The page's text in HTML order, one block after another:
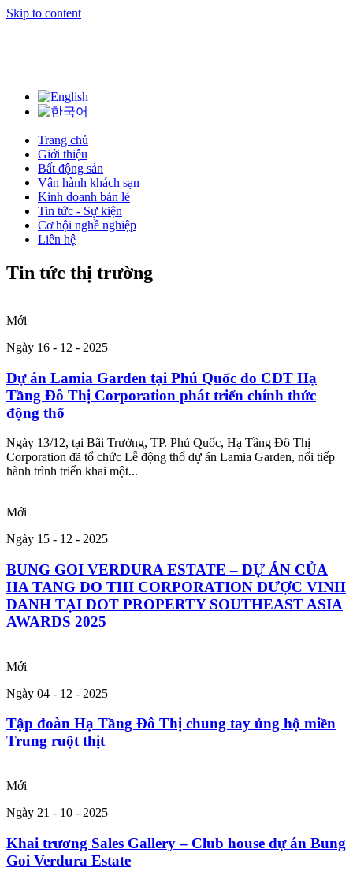
Skip to content
Trang chủ
Giới thiệu
Bất động sản
Vận hành khách sạn
Kinh doanh bán lẻ
Tin tức - Sự kiện
Cơ hội nghề nghiệp
Liên hệ
Tin tức thị trường
Mới
Ngày 16 - 12 - 2025
Dự án Lamia Garden tại Phú Quốc do CĐT Hạ
Tầng Đô Thị Corporation phát triển chính thức
động thổ
Ngày 13/12, tại Bãi Trường, TP. Phú Quốc, Hạ Tầng Đô Thị
Corporation đã tổ chức Lễ động thổ dự án Lamia Garden, nối tiếp
hành trình triển khai một...
Mới
Ngày 15 - 12 - 2025
BUNG GOI VERDURA ESTATE – DỰ ÁN CỦA
HA TANG DO THI CORPORATION ĐƯỢC VINH
DANH TẠI DOT PROPERTY SOUTHEAST ASIA
AWARDS 2025
Mới
Ngày 04 - 12 - 2025
Tập đoàn Hạ Tầng Đô Thị chung tay ủng hộ miền
Trung ruột thịt
Mới
Ngày 21 - 10 - 2025
Khai trương Sales Gallery – Club house dự án Bung
Goi Verdura Estate